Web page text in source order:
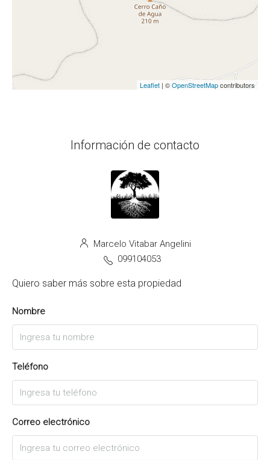
Leaflet | ©OpenStreetMapcontributors
Información de contacto
Marcelo Vitabar Angelini
099104053
Quiero saber más sobre esta propiedad
Nombre
Teléfono
Correo electrónico